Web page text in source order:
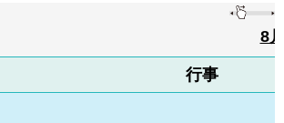
8
行事